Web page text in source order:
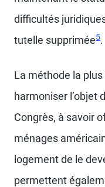
difficultés
tutelle supprimée5.
La méthode la
harmoniser l’objet
Congrès, à savoir
ménages
logement de le
permettent